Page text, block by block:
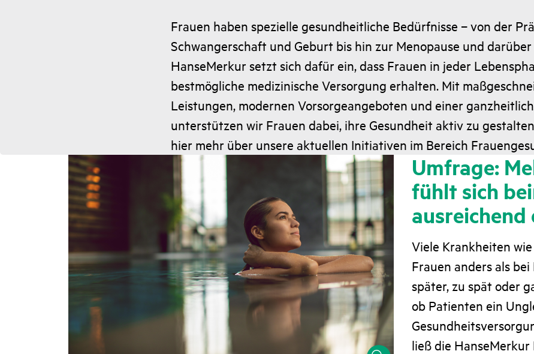
Frauen haben spezielle gesundheitliche Bedürfnisse – von der
Schwangerschaft und Geburt bis hin zur Menopause und darüber
HanseMerkur setzt sich dafür ein, dass Frauen in jeder
bestmögliche medizinische Versorgung erhalten. Mit
Leistungen, modernen Vorsorgeangeboten und einer
unterstützen wir Frauen dabei, ihre Gesundheit aktiv zu
hier mehr über unsere aktuellen Initiativen im Bereich
Umfrage:
fühlt sich
Viele Krankheiten
Frauen anders als
später, zu spät oder
ob Patienten ein
ließ die